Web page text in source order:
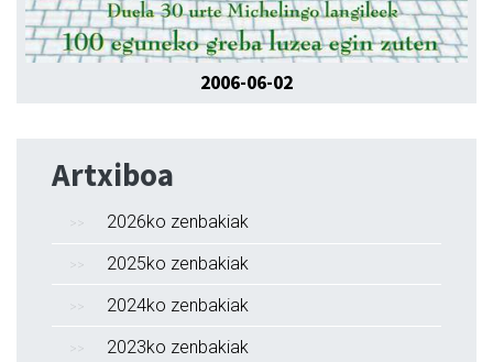
2006-06-02
Artxiboa
2026ko zenbakiak
2025ko zenbakiak
2024ko zenbakiak
2023ko zenbakiak